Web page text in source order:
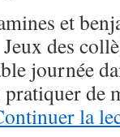
et
des
journée
de
la